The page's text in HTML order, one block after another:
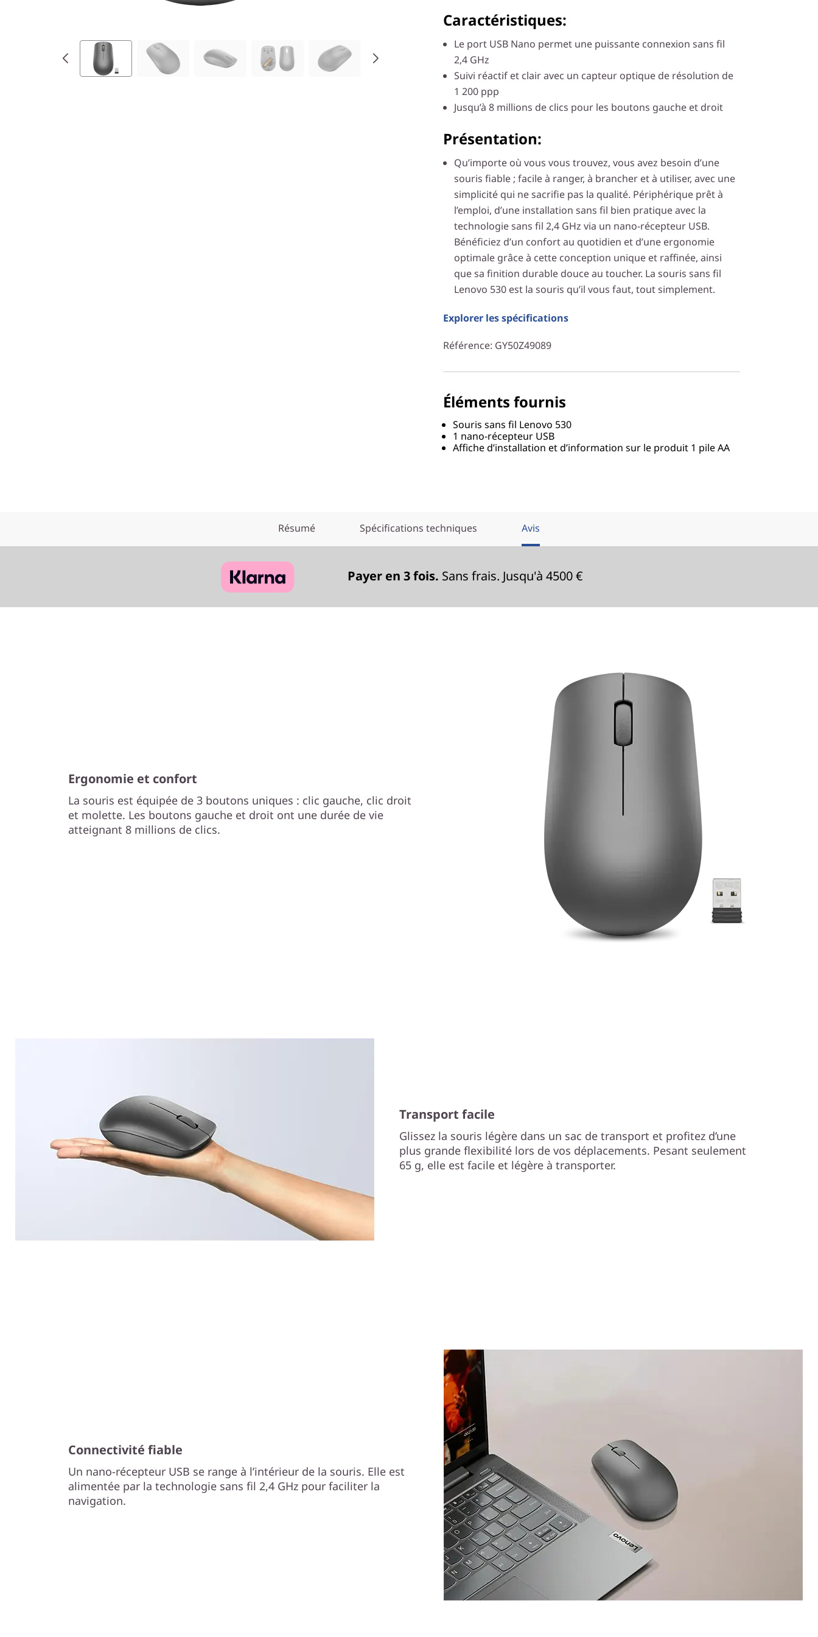
Caractéristiques:
Le port USB Nano permet une puissante connexion sans fil
2,4 GHz
Suivi réactif et clair avec un capteur optique de résolution de
1 200 ppp
Jusqu’à 8 millions de clics pour les boutons gauche et droit
Présentation:
Qu’importe où vous vous trouvez, vous avez besoin d’une
souris fiable ; facile à ranger, à brancher et à utiliser, avec une
simplicité qui ne sacrifie pas la qualité. Périphérique prêt à
l’emploi, d’une installation sans fil bien pratique avec la
technologie sans fil 2,4 GHz via un nano-récepteur USB.
Bénéficiez d’un confort au quotidien et d’une ergonomie
optimale grâce à cette conception unique et raffinée, ainsi
que sa finition durable douce au toucher. La souris sans fil
Lenovo 530 est la souris qu’il vous faut, tout simplement.
Explorer les spécifications
Référence: GY50Z49089
Éléments fournis
Souris sans fil Lenovo 530
1 nano-récepteur USB
Affiche d’installation et d’information sur le produit 1 pile AA
Résumé Spécifications techniques Avis
Payer en 3 fois. Sans frais. Jusqu'à 4500 €
Ergonomie et confort
La souris est équipée de 3 boutons uniques : clic gauche, clic droit
et molette. Les boutons gauche et droit ont une durée de vie
atteignant 8 millions de clics.
Transport facile
Glissez la souris légère dans un sac de transport et profitez d’une
plus grande flexibilité lors de vos déplacements. Pesant seulement
65 g, elle est facile et légère à transporter.
Connectivité fiable
Un nano-récepteur USB se range à l’intérieur de la souris. Elle est
alimentée par la technologie sans fil 2,4 GHz pour faciliter la
navigation.